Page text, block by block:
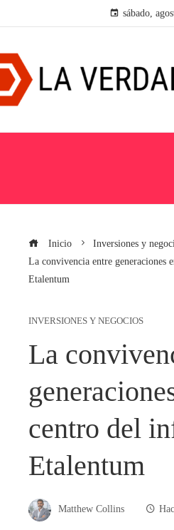
sábado,
Inicio
Inversiones y
La convivencia entre generaciones
Etalentum
INVERSIONES Y NEGOCIOS
La
centro del
Etalentum
Matthew Collins